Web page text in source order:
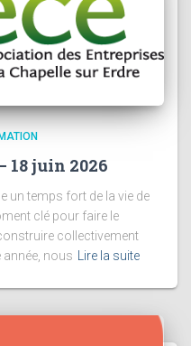
18 juin 2026
un temps fort de la vie de
clé pour faire le
collectivement
année, nous Lire la suite